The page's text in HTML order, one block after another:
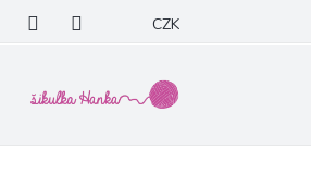
obsah
CZK